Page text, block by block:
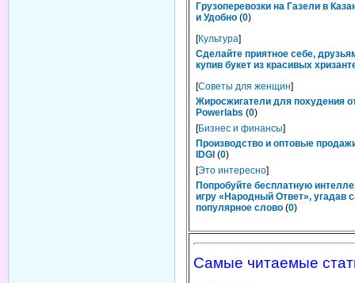
Грузоперевозки на Газели в
и Удобно (0)
[Культура]
Сделайте приятное себе,
купив букет из красивых
[Советы для женщин]
Жиросжигатели для похудения
Powerlabs (0)
[Бизнес и финансы]
Производство и оптовые
IDGI (0)
[Это интересно]
Попробуйте бесплатную
игру «Народный Ответ», угадав
популярное слово (0)
Самые читаемые